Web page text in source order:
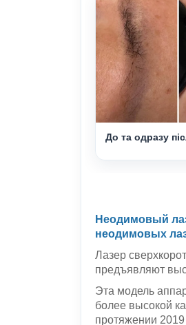
До та одразу
Неодимовый
неодимовых
Лазер
предъявляют
Эта модель
более высокой
протяжении 2019